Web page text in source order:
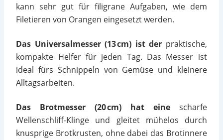
kann sehr gut für filigrane Aufgaben, wie dem
Filetieren von Orangen eingesetzt werden.
Das Universalmesser (13 cm) ist der praktische,
kompakte Helfer für jeden Tag. Das Messer ist
ideal fürs Schnippeln von Gemüse und kleinere
Alltagsarbeiten.
Das Brotmesser (20 cm) hat eine scharfe
Wellenschliff-Klinge und gleitet mühelos durch
knusprige Brotkrusten, ohne dabei das Brotinnere